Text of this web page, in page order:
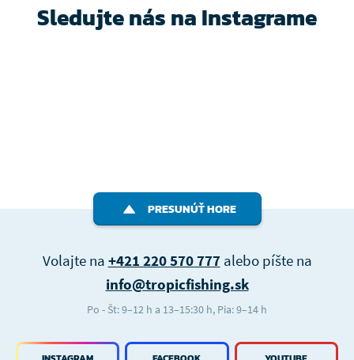
Sledujte nás na Instagrame
PRESUNÚŤ HORE
Volajte na +421 220 570 777alebo píšte na
info@tropicfishing.sk
Po - Št: 9–12 h a 13–15:30 h, Pia: 9–14 h